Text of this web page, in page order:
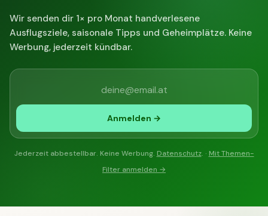
Wir senden dir 1× pro Monat handverlesene
Ausflugsziele, saisonale Tipps und Geheimplätze. Keine
Werbung, jederzeit kündbar.
Anmelden →
Jederzeit abbestellbar. Keine Werbung. Datenschutz. · Mit Themen-
Filter anmelden →